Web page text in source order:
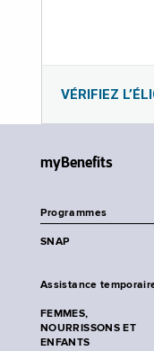
VÉRIFIEZ
myBenefits
Programmes
SNAP
Assistance
FEMMES,
NOURRISSONS ET
ENFANTS